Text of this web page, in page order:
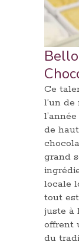
Ce
l’un
de
grand
locale
tout
juste à
offrent
du